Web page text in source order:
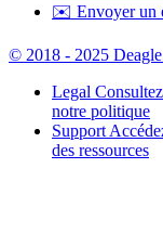
✉️ Envoyer un
© 2018 - 2025
Legal
notre politique
Support
des ressources